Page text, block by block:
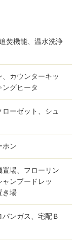
焚機能、温水洗浄
カウンターキッ
グヒータ
ーゼット、シュ
ホン
置場、フローリン
ンプードレッ
き場
ンガス、宅配Ｂ